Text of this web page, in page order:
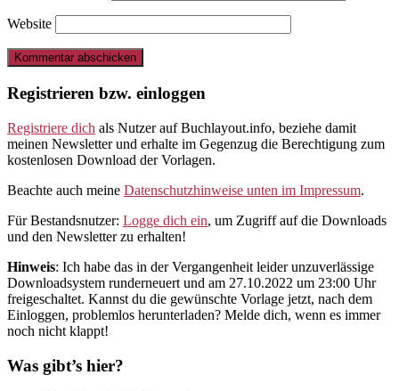
Website
Registrieren bzw. einloggen
Registriere dich als Nutzer auf Buchlayout.info, beziehe damit
meinen Newsletter und erhalte im Gegenzug die Berechtigung zum
kostenlosen Download der Vorlagen.
Beachte auch meine Datenschutzhinweise unten im Impressum.
Für Bestandsnutzer: Logge dich ein, um Zugriff auf die Downloads
und den Newsletter zu erhalten!
Hinweis: Ich habe das in der Vergangenheit leider unzuverlässige
Downloadsystem runderneuert und am 27.10.2022 um 23:00 Uhr
freigeschaltet. Kannst du die gewünschte Vorlage jetzt, nach dem
Einloggen, problemlos herunterladen? Melde dich, wenn es immer
noch nicht klappt!
Was gibt’s hier?